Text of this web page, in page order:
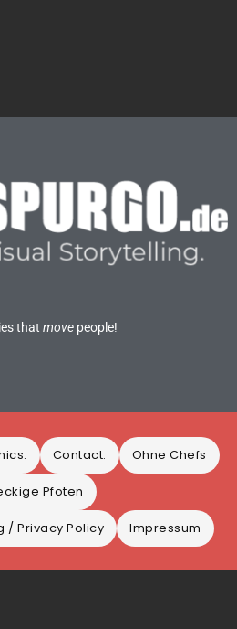
that move people!
Contact. Ohne Chefs
Pfoten
/ Privacy Policy Impressum